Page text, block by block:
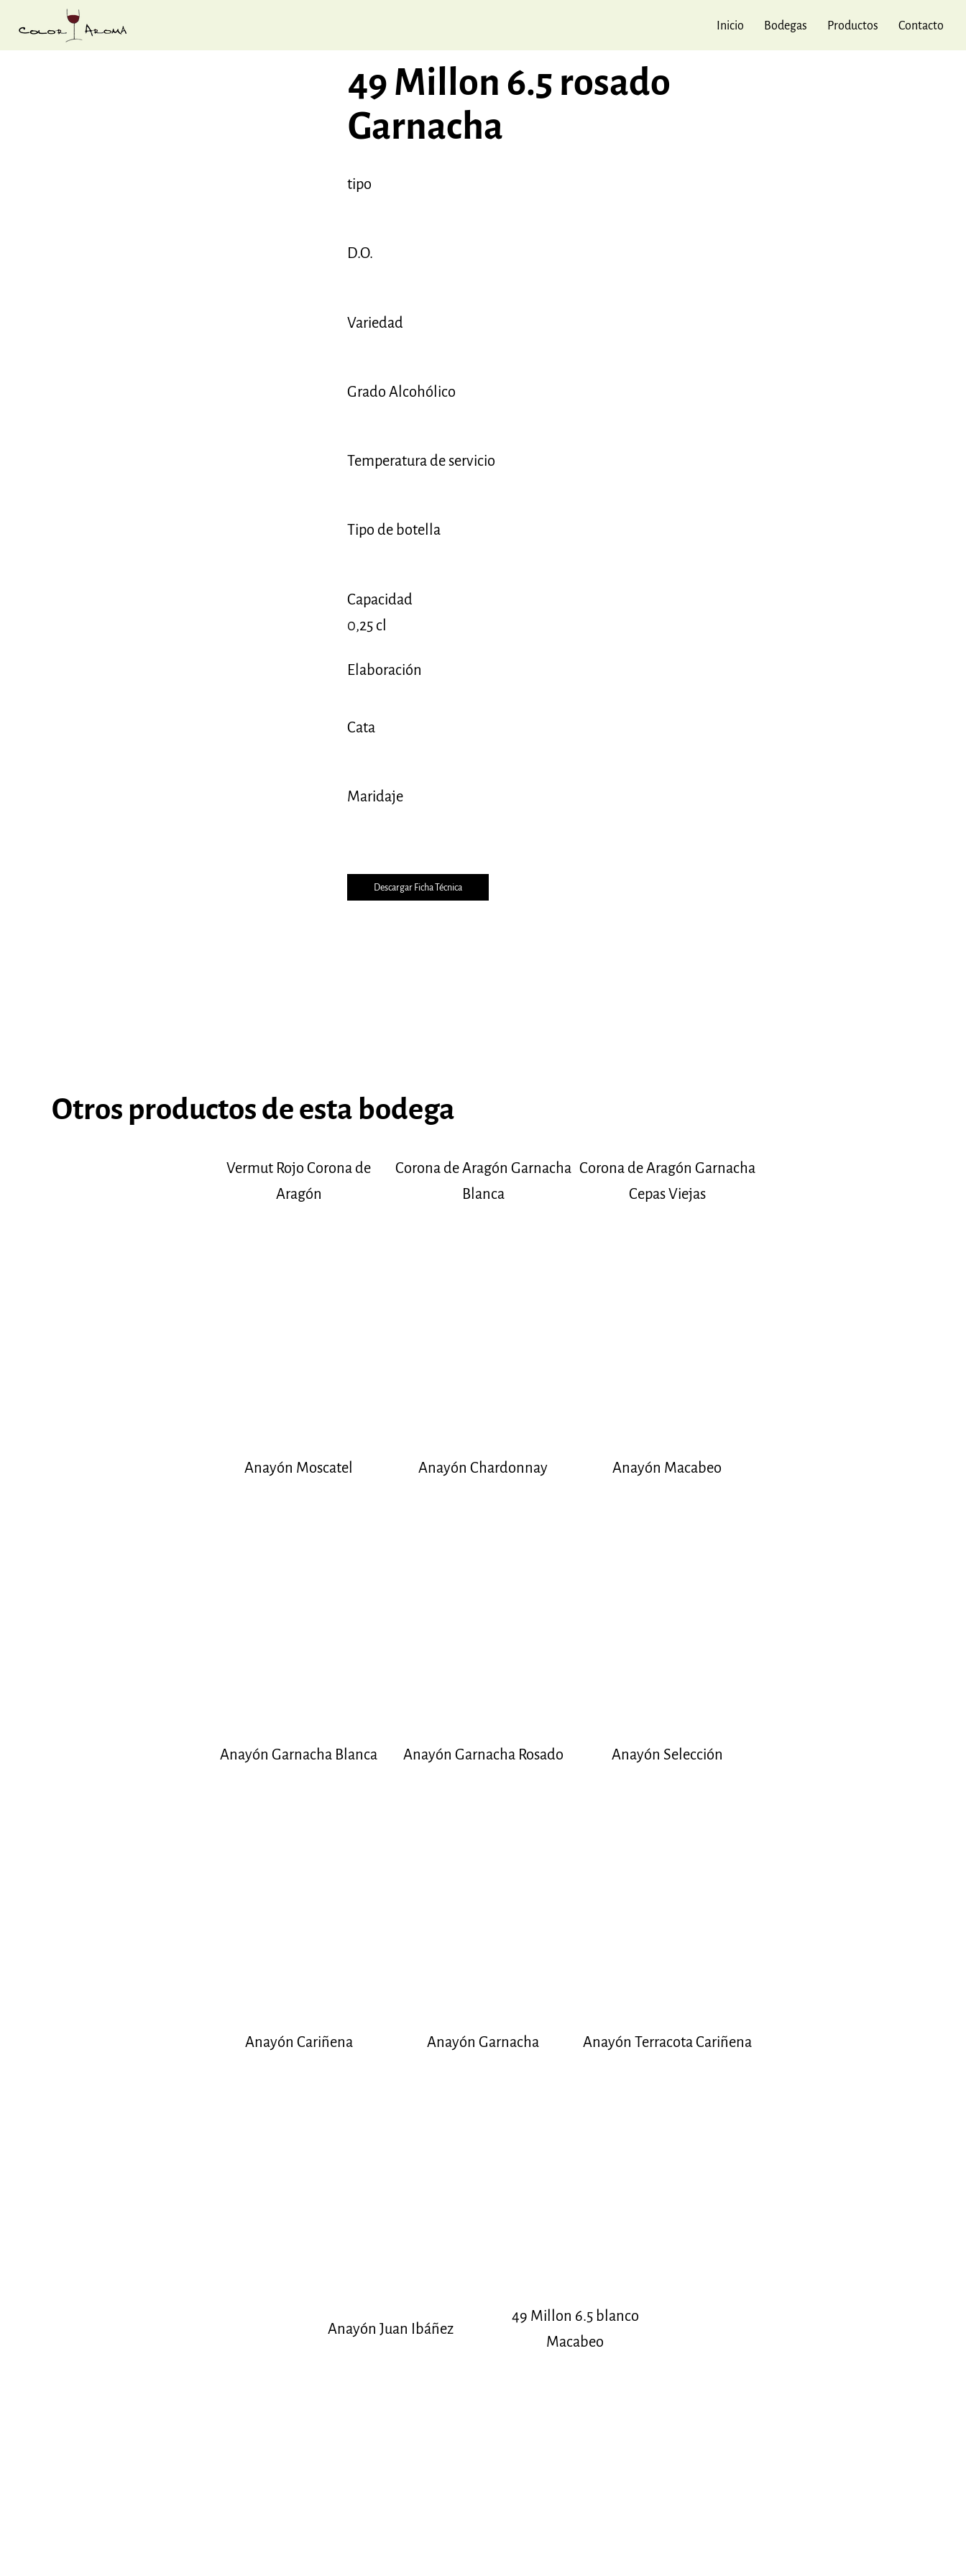
Inicio Bodegas Productos Contacto
Otros productos de esta bodega
Vermut Rojo Corona de
Aragón
Corona de Aragón Garnacha
Blanca
Corona de Aragón Garnacha
Cepas Viejas
Anayón Moscatel Anayón Chardonnay Anayón Macabeo
Anayón Garnacha Blanca Anayón Garnacha Rosado Anayón Selección
Anayón Cariñena Anayón Garnacha Anayón Terracota Cariñena
Anayón Juan Ibáñez
49 Millon 6.5 blanco
Macabeo
49 Millon 6.5 rosado
Garnacha
tipo
D.O.
Variedad
Grado Alcohólico
Temperatura de servicio
Tipo de botella
Capacidad
0,25 cl
Elaboración
Cata
Maridaje
Descargar Ficha Técnica